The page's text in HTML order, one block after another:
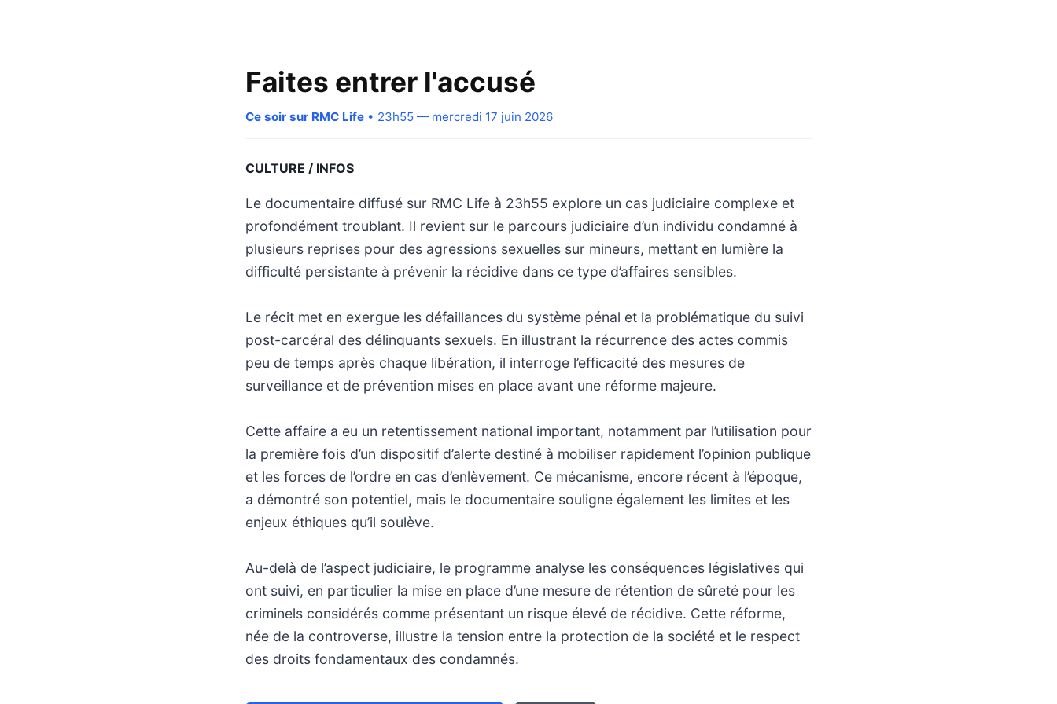
Faites entrer l'accusé
Ce soir sur RMC Life • 23h55 — mercredi 17 juin 2026
CULTURE / INFOS
Le documentaire diffusé sur RMC Life à 23h55 explore un cas judiciaire complexe et
profondément troublant. Il revient sur le parcours judiciaire d’un individu condamné à
plusieurs reprises pour des agressions sexuelles sur mineurs, mettant en lumière la
difficulté persistante à prévenir la récidive dans ce type d’affaires sensibles.
Le récit met en exergue les défaillances du système pénal et la problématique du suivi
post-carcéral des délinquants sexuels. En illustrant la récurrence des actes commis
peu de temps après chaque libération, il interroge l’efficacité des mesures de
surveillance et de prévention mises en place avant une réforme majeure.
Cette affaire a eu un retentissement national important, notamment par l’utilisation pour
la première fois d’un dispositif d’alerte destiné à mobiliser rapidement l’opinion publique
et les forces de l’ordre en cas d’enlèvement. Ce mécanisme, encore récent à l’époque,
a démontré son potentiel, mais le documentaire souligne également les limites et les
enjeux éthiques qu’il soulève.
Au-delà de l’aspect judiciaire, le programme analyse les conséquences législatives qui
ont suivi, en particulier la mise en place d’une mesure de rétention de sûreté pour les
criminels considérés comme présentant un risque élevé de récidive. Cette réforme,
née de la controverse, illustre la tension entre la protection de la société et le respect
des droits fondamentaux des condamnés.